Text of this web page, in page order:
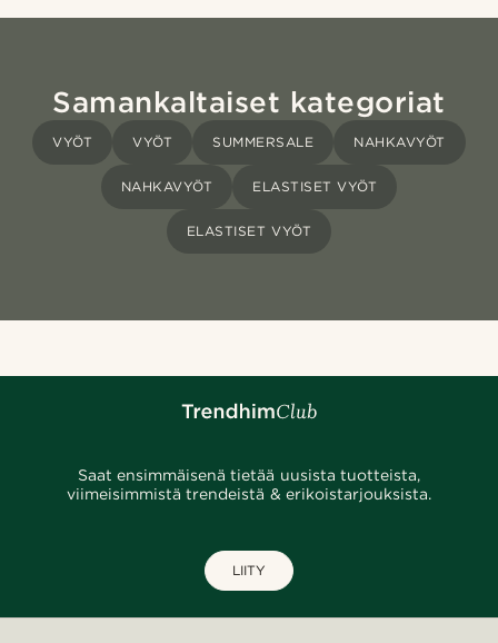
Samankaltaiset kategoriat
VYÖT VYÖT SUMMERSALE NAHKAVYÖT
NAHKAVYÖT ELASTISET VYÖT
ELASTISET VYÖT
Saat ensimmäisenä tietää uusista tuotteista,
viimeisimmistä trendeistä & erikoistarjouksista.
LIITY